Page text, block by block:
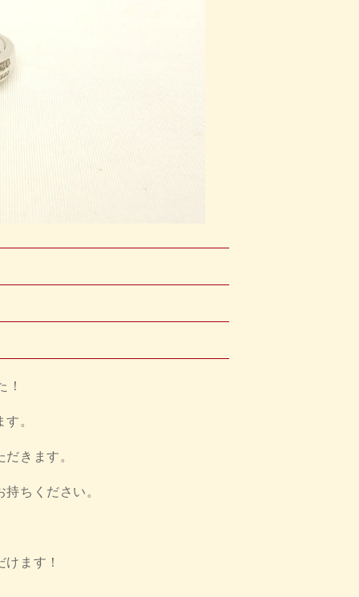
！
。
きます。
ちください。
ます！